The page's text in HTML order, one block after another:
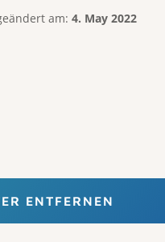
am: 4. May 2022
ENTFERNEN